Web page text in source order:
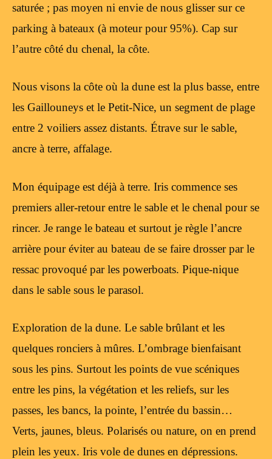
saturée ; pas moyen ni envie de nous glisser sur ce
parking à bateaux (à moteur pour 95%). Cap sur
l’autre côté du chenal, la côte.
Nous visons la côte où la dune est la plus basse, entre
les Gaillouneys et le Petit-Nice, un segment de plage
entre 2 voiliers assez distants. Étrave sur le sable,
ancre à terre, affalage.
Mon équipage est déjà à terre. Iris commence ses
premiers aller-retour entre le sable et le chenal pour se
rincer. Je range le bateau et surtout je règle l’ancre
arrière pour éviter au bateau de se faire drosser par le
ressac provoqué par les powerboats. Pique-nique
dans le sable sous le parasol.
Exploration de la dune. Le sable brûlant et les
quelques ronciers à mûres. L’ombrage bienfaisant
sous les pins. Surtout les points de vue scéniques
entre les pins, la végétation et les reliefs, sur les
passes, les bancs, la pointe, l’entrée du bassin…
Verts, jaunes, bleus. Polarisés ou nature, on en prend
plein les yeux. Iris vole de dunes en dépressions.